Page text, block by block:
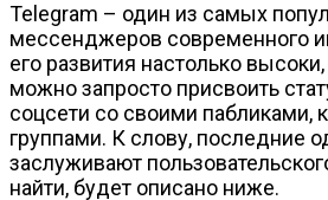
Telegram – один из самых
мессенджеров современного
его развития настолько
можно запросто присвоить
соцсети со своими пабликами,
группами. К слову, последние
заслуживают
найти, будет описано ниже.